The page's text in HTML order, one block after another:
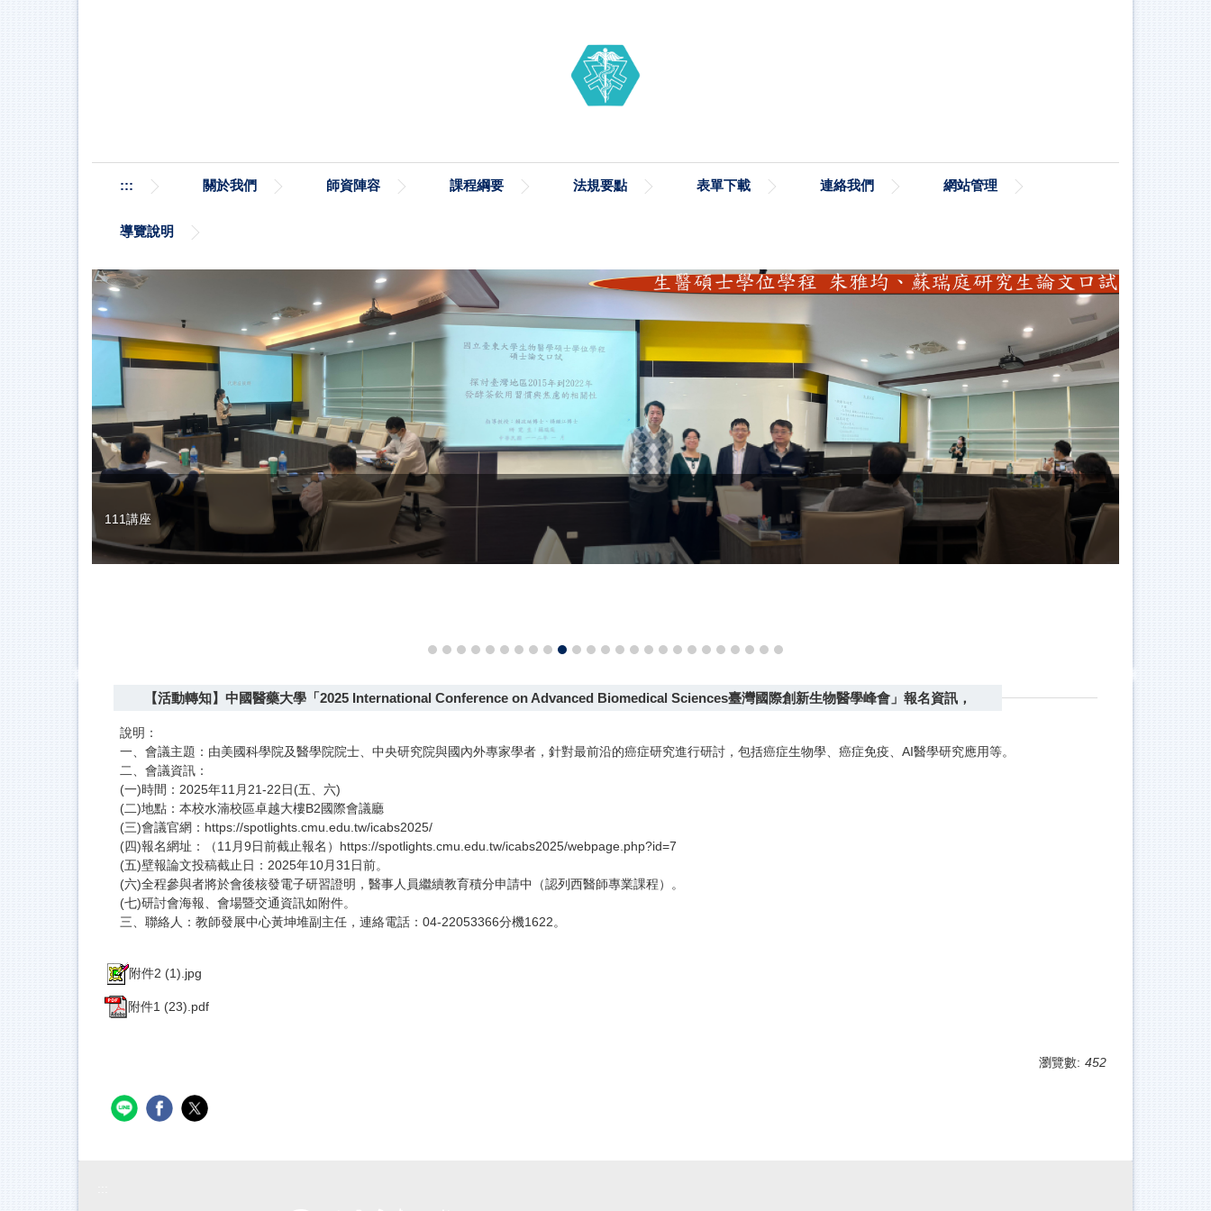
::: 關於我們 師資陣容 課程綱要 法規要點 表單下載 連絡我們 網站管理
導覽說明
111講座
【活動轉知】中國醫藥大學「2025 International Conference on Advanced Biomedical Sciences臺灣國際創新生物醫學峰會」報名資訊，
說明：​
一、會議主題：由美國科學院及醫學院院士、中央研究院與國內外專家學者，針對最前沿的癌症研究進行研討，包括癌症生物學、癌症免疫、AI醫學研究應用等。
二、會議資訊：
(一)時間：2025年11月21-22日(五、六)
(二)地點：本校水湳校區卓越大樓B2國際會議廳
(三)會議官網：https://spotlights.cmu.edu.tw/icabs2025/
(四)報名網址：（11月9日前截止報名）https://spotlights.cmu.edu.tw/icabs2025/webpage.php?id=7
(五)壁報論文投稿截止日：2025年10月31日前。
(六)全程參與者將於會後核發電子研習證明，醫事人員繼續教育積分申請中（認列西醫師專業課程）。
(七)研討會海報、會場暨交通資訊如附件。
三、聯絡人：教師發展中心黃坤堆副主任，連絡電話：04-22053366分機1622。
附件2 (1).jpg
附件1 (23).pdf
瀏覽數: 452